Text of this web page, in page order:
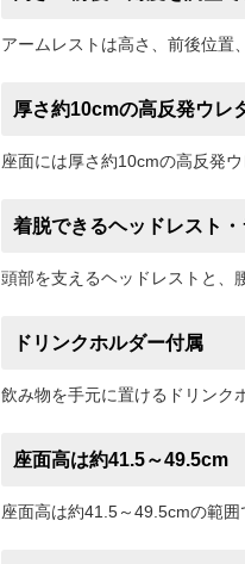
アームレストは高さ、前後位置
厚さ約10cmの高反発ウレ
座面には厚さ約10cmの高反発
着脱できるヘッドレスト
頭部を支えるヘッドレストと、
ドリンクホルダー付属
飲み物を手元に置けるドリンク
座面高は約41.5～49.5cm
座面高は約41.5～49.5cmの範